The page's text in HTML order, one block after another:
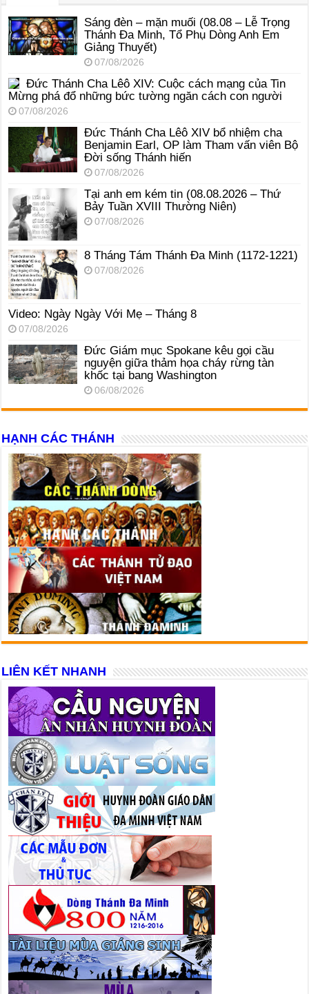
Sáng đèn – mặn muối (08.08 – Lễ Trọng
Thánh Đa Minh, Tổ Phụ Dòng Anh Em
Giảng Thuyết)
07/08/2026
Đức Thánh Cha Lêô XIV: Cuộc cách mạng của Tin
Mừng phá đổ những bức tường ngăn cách con người
07/08/2026
Đức Thánh Cha Lêô XIV bổ nhiệm cha
Benjamin Earl, OP làm Tham vấn viên Bộ
Đời sống Thánh hiến
07/08/2026
Tại anh em kém tin (08.08.2026 – Thứ
Bảy Tuần XVIII Thường Niên)
07/08/2026
8 Tháng Tám Thánh Ða Minh (1172-1221)
07/08/2026
Video: Ngày Ngày Với Mẹ – Tháng 8
07/08/2026
Đức Giám mục Spokane kêu gọi cầu
nguyện giữa thảm họa cháy rừng tàn
khốc tại bang Washington
06/08/2026
HẠNH CÁC THÁNH
LIÊN KẾT NHANH